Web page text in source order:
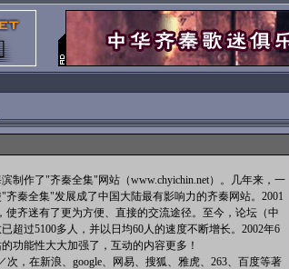
作了"齐秦全集"网站（www.chyichin.net）。几年来，一
秦全集"发展成了中国大陆最有影响力的齐秦网站。2001
使齐迷有了更为方便、直接的交流途径。至今，论坛（中
超过5100多人，并以日均60人的速度不断增长。2002年6
功能性大大加强了，互动的内容更多！
次，在新浪、google、网易、搜狐、雅虎、263、百度等著